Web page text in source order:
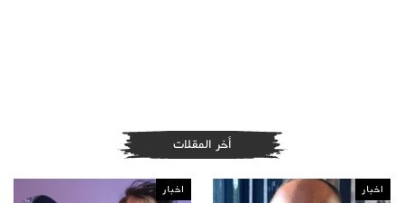
أخر المقلات
اخبار اخبار